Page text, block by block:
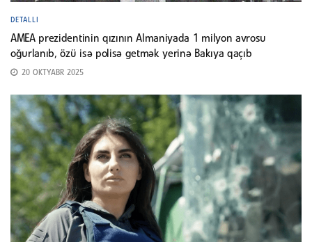
DETALLI
AMEA prezidentinin qızının Almaniyada 1 milyon avrosu
oğurlanıb, özü isə polisə getmək yerinə Bakıya qaçıb
20 OKTYABR 2025